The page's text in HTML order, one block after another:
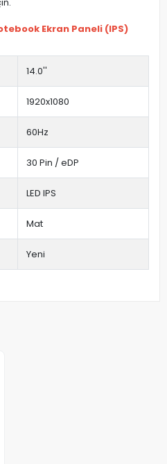
Ekran Paneli (IPS)
14.0''
1920x1080
60Hz
30 Pin / eDP
LED IPS
Mat
Yeni